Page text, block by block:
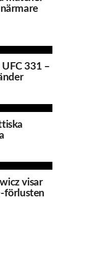
331 –
visar
förlusten